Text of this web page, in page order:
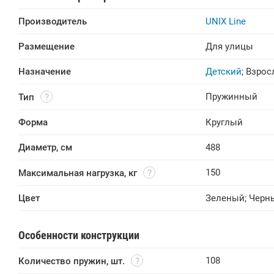
Производитель UNIX Line
Размещение Для улицы
Назначение Детский;
Тип Пружинный
Форма Круглый
Диаметр, см 488
Максимальная нагрузка, кг 150
Цвет Зеленый;
Особенности конструкции
Количество пружин, шт. 108